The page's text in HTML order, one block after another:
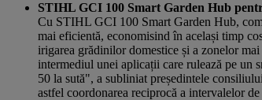
STIHL GCI 100 Smart Garden Hub
Cu STIHL GCI 100 Smart Garden Hub,
mai eficientă, economisind în același timp
irigarea grădinilor domestice și a zonelor
intermediul unei aplicații care rulează pe un
50 la sută", a subliniat președintele
astfel coordonarea reciprocă a intervalelor